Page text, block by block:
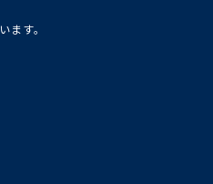
す。